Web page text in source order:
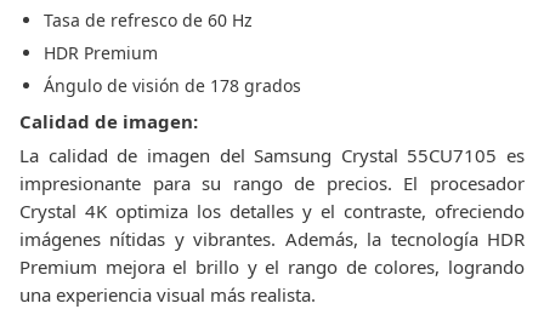
Tasa de refresco de 60 Hz
HDR Premium
Ángulo de visión de 178 grados
Calidad de imagen:
La calidad de imagen del Samsung Crystal 55CU7105 es
impresionante para su rango de precios. El procesador
Crystal 4K optimiza los detalles y el contraste, ofreciendo
imágenes nítidas y vibrantes. Además, la tecnología HDR
Premium mejora el brillo y el rango de colores, logrando
una experiencia visual más realista.